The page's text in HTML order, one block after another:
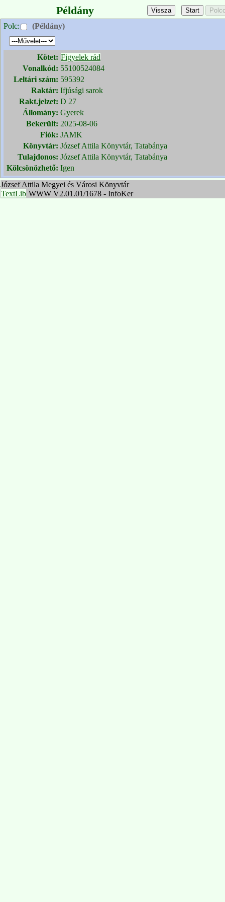
Példány
Polc: (Példány)
Kötet: Figyelek rád
Vonalkód: 55100524084
Leltári szám: 595392
Raktár: Ifjúsági sarok
Rakt.jelzet: D 27
Állomány: Gyerek
Bekerült: 2025-08-06
Fiók: JAMK
Könyvtár: József Attila Könyvtár, Tatabánya
Tulajdonos: József Attila Könyvtár, Tatabánya
Kölcsönözhető: Igen
József Attila Megyei és Városi Könyvtár
TextLib WWW V2.01.01/1678 - InfoKer